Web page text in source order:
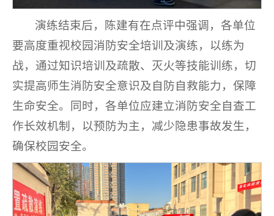
演练结束后，陈建有在点评中强调，各单位
要高度重视校园消防安全培训及演练，以练为
战，通过知识培训及疏散、灭火等技能训练，切
实提高师生消防安全意识及自防自救能力，保障
生命安全。同时，各单位应建立消防安全自查工
作长效机制，以预防为主，减少隐患事故发生，
确保校园安全。